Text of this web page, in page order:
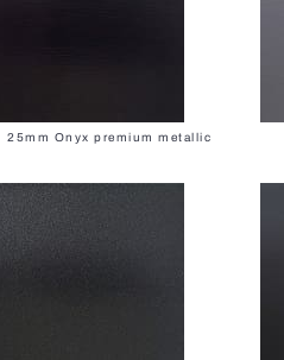
25mm Onyx premium metallic